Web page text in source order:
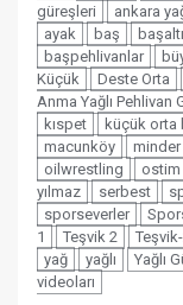
güreşleri
ankara
ayak
baş başaltı
başpehlivanlar
Küçük
Deste Orta
Anma Yağlı Pehlivan
kıspet
küçük orta
macunköy
minder
oilwrestling
ostim
yılmaz
serbest
sporseverler
1
Teşvik 2
yağ
yağlı Yağlı
videoları